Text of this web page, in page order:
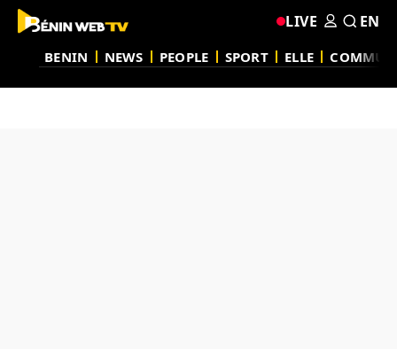
BENIN NEWS PEOPLE SPORT ELLE
LIVE EN